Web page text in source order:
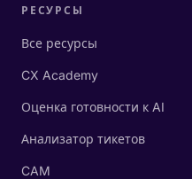
РЕСУРСЫ
Все ресурсы
CX Academy
Оценка готовности к AI
Анализатор тикетов
CAM